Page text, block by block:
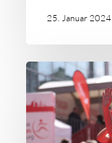
25. Januar 2024